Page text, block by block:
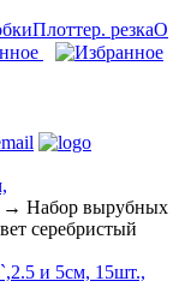
Плоттер. резкаО
→ Набор вырубных
серебристый